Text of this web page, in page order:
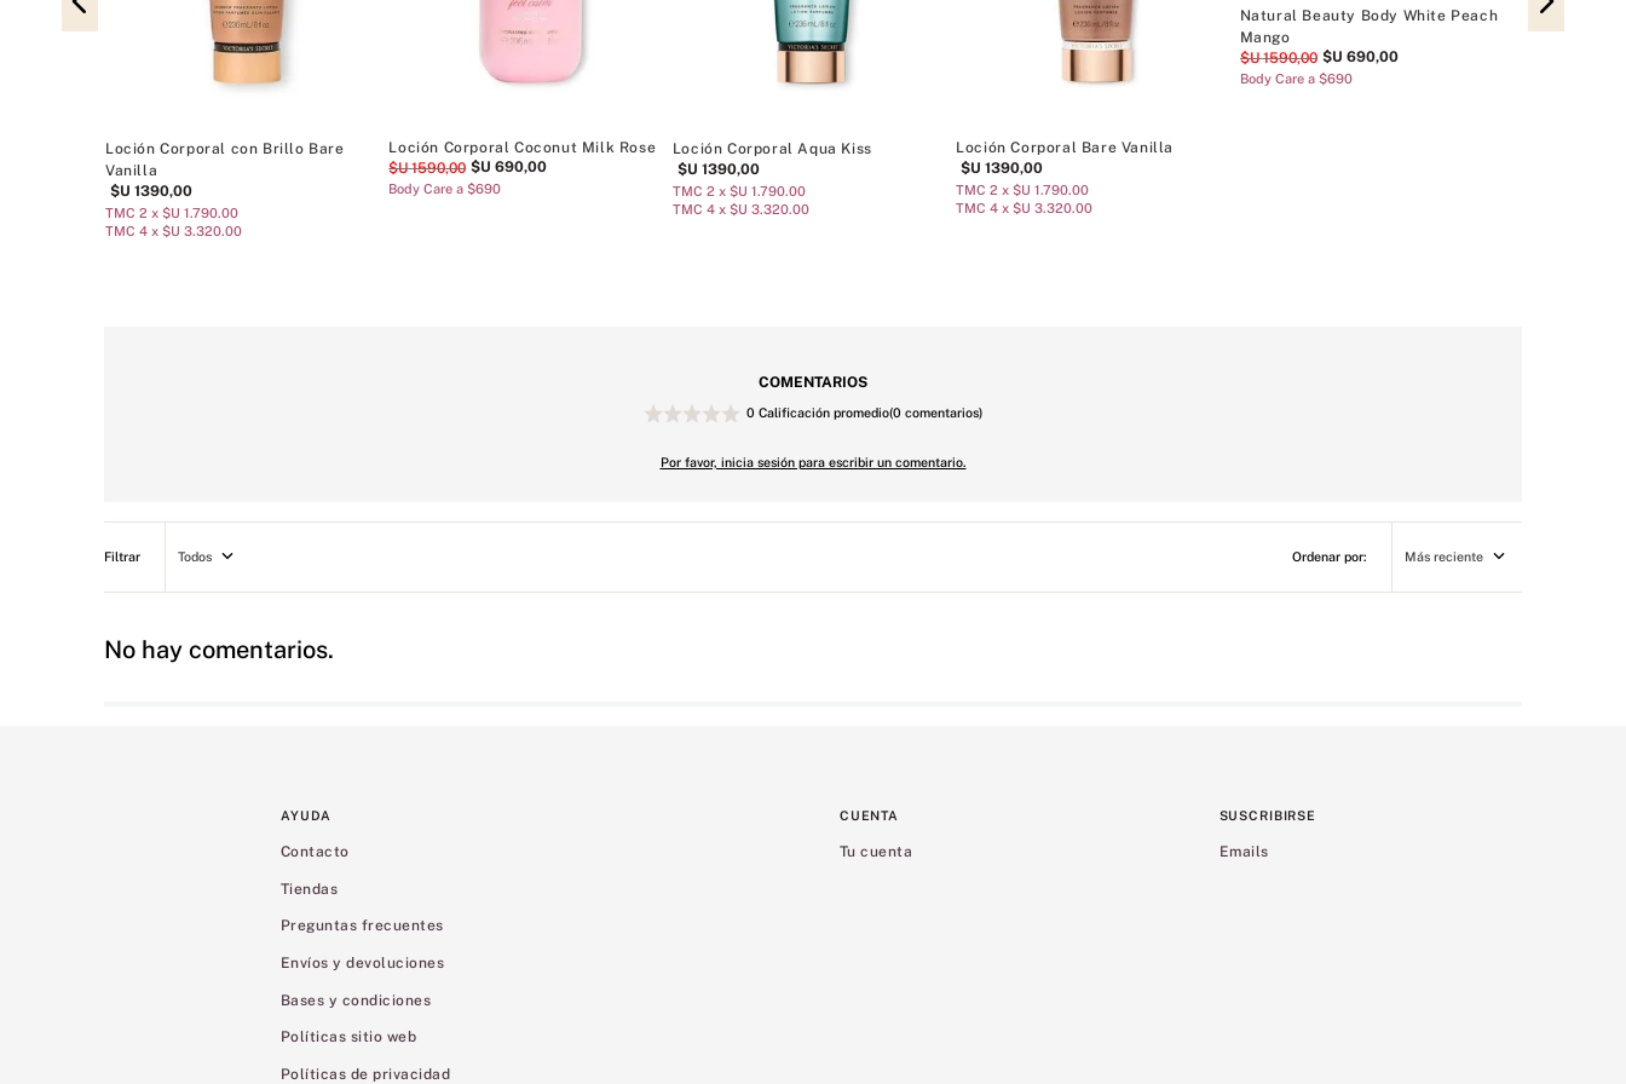
Loción Corporal con Brillo Bare
Vanilla
$U 1390,00
TMC 2 x $U 1.790.00
TMC 4 x $U 3.320.00
Loción Corporal Coconut Milk Rose
$U 1590,00 $U 690,00
Body Care a $690
Loción Corporal Aqua Kiss
$U 1390,00
TMC 2 x $U 1.790.00
TMC 4 x $U 3.320.00
Loción Corporal Bare Vanilla
$U 1390,00
TMC 2 x $U 1.790.00
TMC 4 x $U 3.320.00
Natural Beauty Body White Peach
Mango
$U 1590,00 $U 690,00
Body Care a $690
Loción
COMENTARIOS
0 Calificación promedio(0 comentarios)
Por favor, inicia sesión para escribir un comentario.
Más reciente
Todos
No hay comentarios.
AYUDA
Contacto
Tiendas
Preguntas frecuentes
Envíos y devoluciones
Bases y condiciones
Políticas sitio web
Políticas de privacidad
CUENTA
Tu cuenta
SUSCRIBIRSE
Emails